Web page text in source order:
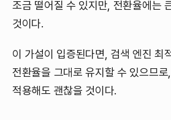
조금 떨어질 수 있지만, 전환율에는
것이다.
이 가설이 입증된다면, 검색 엔진 최
전환율을 그대로 유지할 수 있으므
적용해도 괜찮을 것이다.